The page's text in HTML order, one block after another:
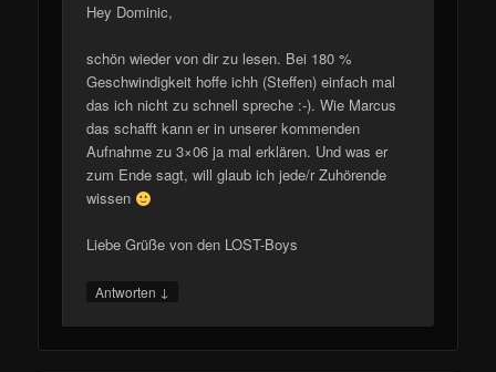
Hey Dominic,
schön wieder von dir zu lesen. Bei 180 %
Geschwindigkeit hoffe ichh (Steffen) einfach mal
das ich nicht zu schnell spreche :-). Wie Marcus
das schafft kann er in unserer kommenden
Aufnahme zu 3×06 ja mal erklären. Und was er
zum Ende sagt, will glaub ich jede/r Zuhörende
wissen
Liebe Grüße von den LOST-Boys
Antworten ↓